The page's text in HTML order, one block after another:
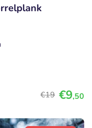
€19 €9,50